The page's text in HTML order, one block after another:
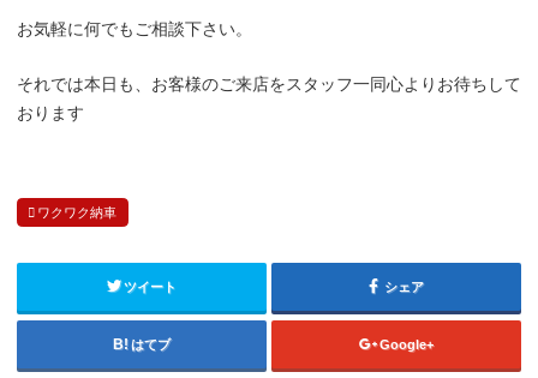
お気軽に何でもご相談下さい。
それでは本日も、お客様のご来店をスタッフ一同心よりお待ちして
おります
ワクワク納車
ツイート シェア
はてブ Google+